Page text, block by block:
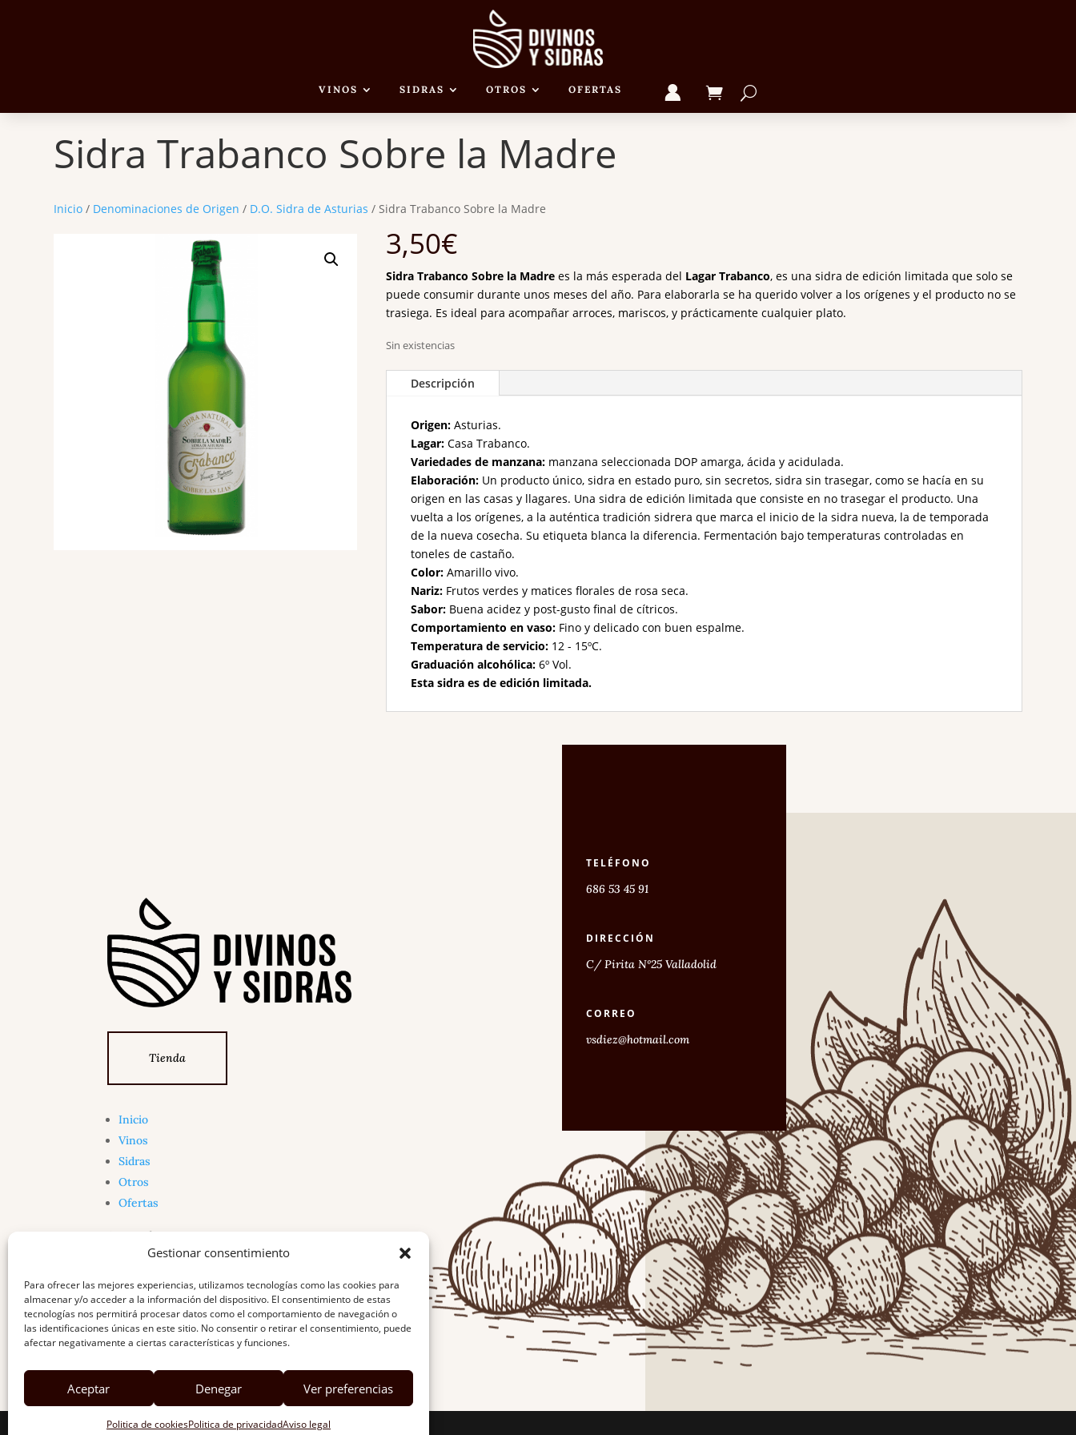
Gestionar consentimiento
Para ofrecer las mejores experiencias, utilizamos tecnologías como las cookies para
almacenar y/o acceder a la información del dispositivo. El consentimiento de estas
tecnologías nos permitirá procesar datos como el comportamiento de navegación o
las identificaciones únicas en este sitio. No consentir o retirar el consentimiento, puede
afectar negativamente a ciertas características y funciones.
Aceptar Denegar Ver preferencias
Politica de cookiesPolitica de privacidadAviso legal
VINOS SIDRAS OTROS OFERTAS
I
C
Sidra Trabanco Sobre la Madre
Inicio / Denominaciones de Origen / D.O. Sidra de Asturias / Sidra Trabanco Sobre la Madre
3,50€
Sidra Trabanco Sobre la Madre es la más esperada del Lagar Trabanco, es una sidra de edición limitada que solo se
puede consumir durante unos meses del año. Para elaborarla se ha querido volver a los orígenes y el producto no se
trasiega. Es ideal para acompañar arroces, mariscos, y prácticamente cualquier plato.
Sin existencias
Descripción
Origen: Asturias.
Lagar: Casa Trabanco.
Variedades de manzana: manzana seleccionada DOP amarga, ácida y acidulada.
Elaboración: Un producto único, sidra en estado puro, sin secretos, sidra sin trasegar, como se hacía en su
origen en las casas y llagares. Una sidra de edición limitada que consiste en no trasegar el producto. Una
vuelta a los orígenes, a la auténtica tradición sidrera que marca el inicio de la sidra nueva, la de temporada
de la nueva cosecha. Su etiqueta blanca la diferencia. Fermentación bajo temperaturas controladas en
toneles de castaño.
Color: Amarillo vivo.
Nariz: Frutos verdes y matices florales de rosa seca.
Sabor: Buena acidez y post-gusto final de cítricos.
Comportamiento en vaso: Fino y delicado con buen espalme.
Temperatura de servicio: 12 - 15ºC.
Graduación alcohólica:6º Vol.
Esta sidra es de edición limitada.
Tienda
Inicio
Vinos
Sidras
Otros
Ofertas
Acerca de...
Aviso legal
Política de cookies
© 2026 Distribuciones Redondo Sanz S.L.
TELÉFONO
686 53 45 91
DIRECCIÓN
C/ Pirita Nº25 Valladolid
CORREO
vsdiez@hotmail.com